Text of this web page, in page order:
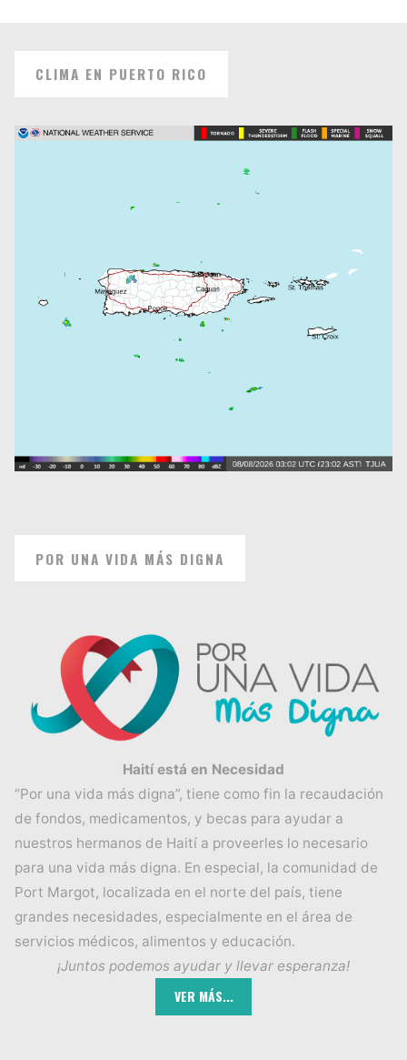
CLIMA EN PUERTO RICO
POR UNA VIDA MÁS DIGNA
Haití está en Necesidad
“Por una vida más digna”, tiene como fin la recaudación
de fondos, medicamentos, y becas para ayudar a
nuestros hermanos de Haití a proveerles lo necesario
para una vida más digna. En especial, la comunidad de
Port Margot, localizada en el norte del país, tiene
grandes necesidades, especialmente en el área de
servicios médicos, alimentos y educación.
¡Juntos podemos ayudar y llevar esperanza!